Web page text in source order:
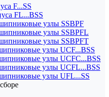
F...SS
FL...BSS
узлы SSBPF
узлы SSBPFL
узлы SSBPFT
узлы UCF...BSS
узлы UCFC...BSS
узлы UCFL...BSS
узлы UFL...SS